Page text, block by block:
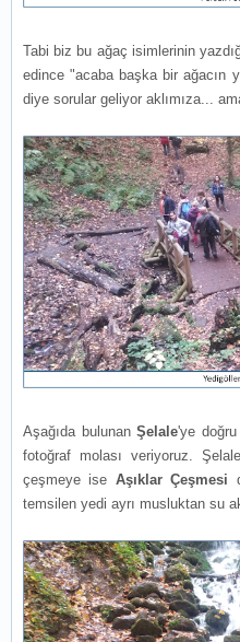
Tabi biz bu ağaç isimlerinin
edince "acaba başka bir ağacın
diye sorular geliyor aklımıza...
Aşağıda bulunanŞelale'ye
fotoğraf molası veriyoruz.
çeşmeye ise Aşıklar Çeşmesi
temsilen yedi ayrı musluktan su